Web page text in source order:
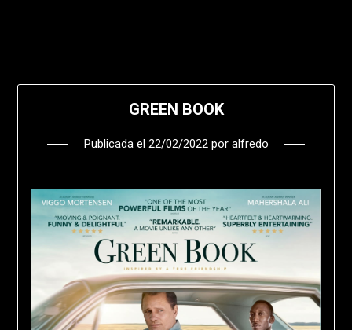
GREEN BOOK
Publicada el 22/02/2022por alfredo